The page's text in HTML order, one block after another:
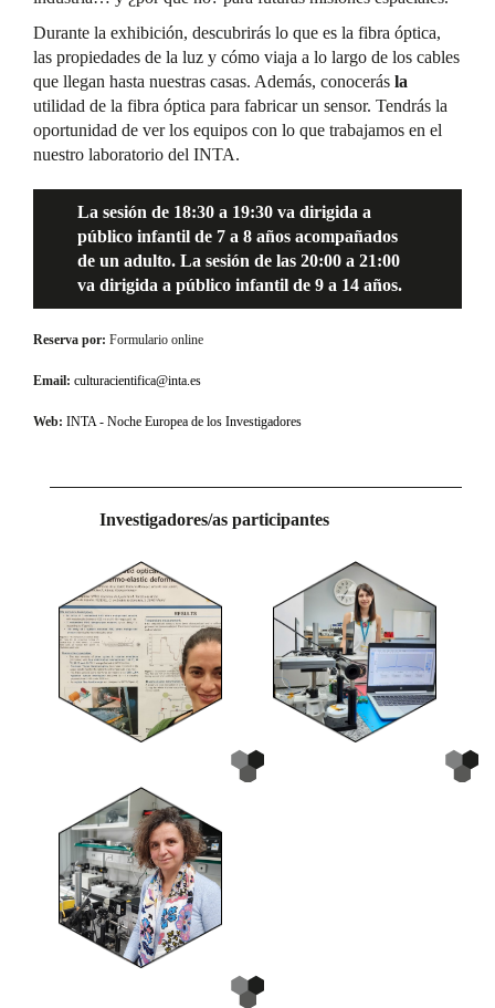
Durante la exhibición, descubrirás lo que es la fibra óptica,
las propiedades de la luz y cómo viaja a lo largo de los cables
que llegan hasta nuestras casas. Además, conocerás la
utilidad de la fibra óptica para fabricar un sensor. Tendrás la
oportunidad de ver los equipos con lo que trabajamos en el
nuestro laboratorio del INTA.
La sesión de 18:30 a 19:30 va dirigida a
público infantil de 7 a 8 años acompañados
de un adulto. La sesión de las 20:00 a 21:00
va dirigida a público infantil de 9 a 14 años.
Reserva por: Formulario online
Email: culturacientifica@inta.es
Web: INTA - Noche Europea de los Investigadores
Investigadores/as participantes